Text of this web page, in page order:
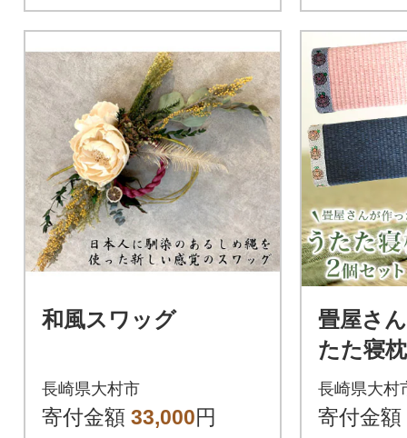
和風スワッグ
長崎県大村市
寄付金額 33,000円
畳屋さ
たた寝
ゃん縁)
長崎県大村
寄付金額